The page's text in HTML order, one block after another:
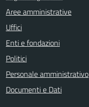
Aree amministrative
Uffici
Enti e fondazioni
Politici
Personale amministrativo
Documenti e Dati